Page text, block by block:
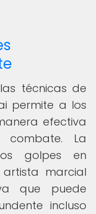
técnicas de
permite a los
efectiva
combate. La
golpes en
marcial
que puede
incluso